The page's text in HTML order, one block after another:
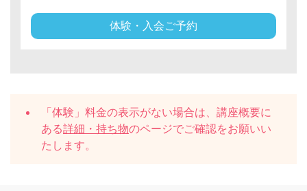
体験・入会ご予約
「体験」料金の表示がない場合は、講座概要に
ある詳細・持ち物のページでご確認をお願いい
たします。